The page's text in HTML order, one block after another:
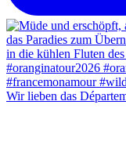
Wir lieben das